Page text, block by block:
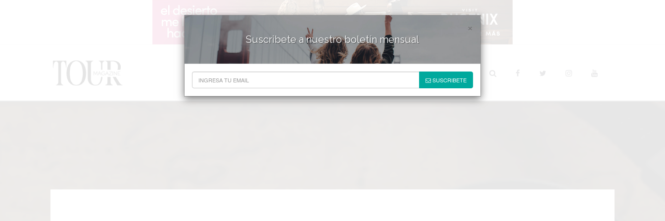
HOTELES & RESORTS DESTINOS
×
Suscribete a nuestro boletín mensual
SUSCRIBETE